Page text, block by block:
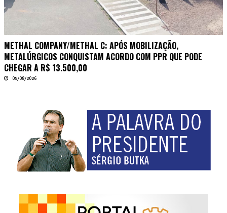
METHAL COMPANY/METHAL C: APÓS MOBILIZAÇÃO,
METALÚRGICOS CONQUISTAM ACORDO COM PPR QUE PODE
CHEGAR A R$ 13.500,00
05/08/2026